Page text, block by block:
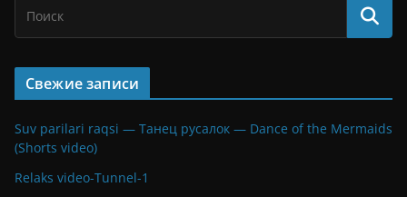
Свежие записи
Suv parilari raqsi — Танец русалок — Dance of the Mermaids
(Shorts video)
Relaks video-Tunnel-1